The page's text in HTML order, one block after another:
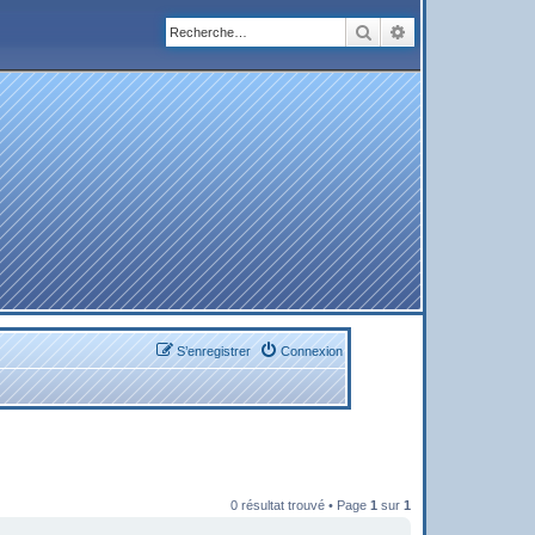
Rechercher
Connexion
S’enregistrer
0 résultat trouvé • Page 1 sur 1